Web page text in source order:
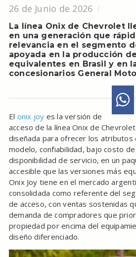
26 de Junio de 2026
La línea Onix de Chevrolet
en una generación que
relevancia en el segmento
apoyada en la producción
equivalentes en Brasil y en
concesionarios General
El onix joy es la versión de
acceso de la línea Onix de
diseñada para ofrecer los atributos
modelo, confiabilidad, bajo costo
disponibilidad de servicio, en un
accesible que las versiones más
Onix Joy tiene en el mercado
consolidada como referente del
de acceso, con ventas sostenidas
demanda de compradores que
propiedad por encima del
diseño diferenciado.